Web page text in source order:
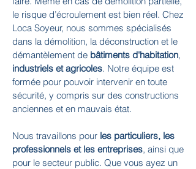
le risque d’écroulement est bien réel. Chez
Loca Soyeur, nous sommes spécialisés
dans la démolition, la déconstruction et le
démantèlement de bâtiments d'habitation,
industriels et agricoles. Notre équipe est
formée pour pouvoir intervenir en toute
sécurité, y compris sur des constructions
anciennes et en mauvais état.
Nous travaillons pour les particuliers, les
professionnels et les entreprises, ainsi que
pour le secteur public. Que vous ayez un